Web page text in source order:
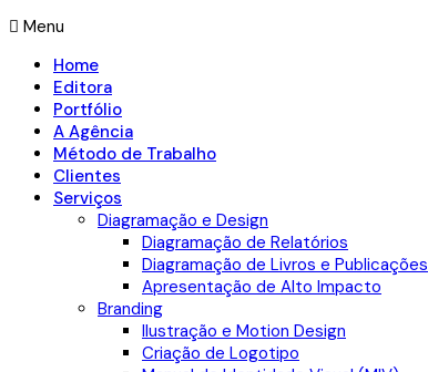
Menu
Home
Editora
Portfólio
A Agência
Método de Trabalho
Clientes
Serviços
Diagramação e Design
Diagramação de Relatórios
Diagramação de Livros e Publicações
Apresentação de Alto Impacto
Branding
Ilustração e Motion Design
Criação de Logotipo